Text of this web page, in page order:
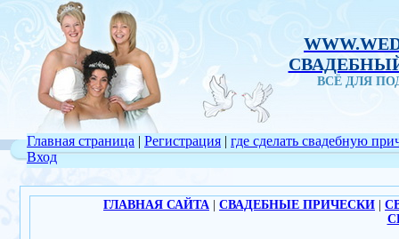
ВСЁ ДЛЯ
Главная страница | Регистрация |
Вход
где сделать свадебную
ГЛАВНАЯ САЙТА СВАДЕБНЫЕ ПРИЧЕСКИ